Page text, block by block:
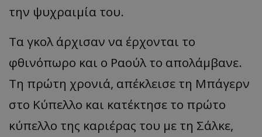
την ψυχραιμία του.
Τα γκολ άρχισαν να έρχονται το
φθινόπωρο και ο Ραούλ το απολάμβανε.
Τη πρώτη χρονιά, απέκλεισε τη Μπάγερν
στο Κύπελλο και κατέκτησε το πρώτο
κύπελλο της καριέρας του με τη Σάλκε,